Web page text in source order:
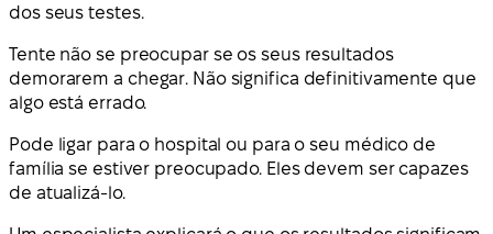
dos seus testes.
Tente não se preocupar se os seus resultados
demorarem a chegar. Não significa definitivamente que
algo está errado.
Pode ligar para o hospital ou para o seu médico de
família se estiver preocupado. Eles devem ser capazes
de atualizá-lo.